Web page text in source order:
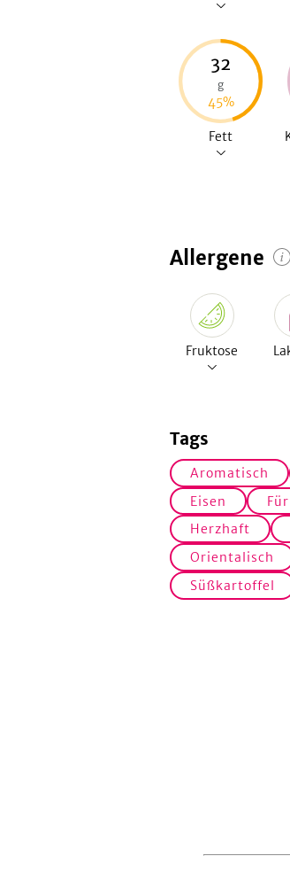
32
g
45%
Fett
Allergene
Fruktose
Tags
Aromatisch
Eisen
Herzhaft
Orientalisch
Süßkartoffel